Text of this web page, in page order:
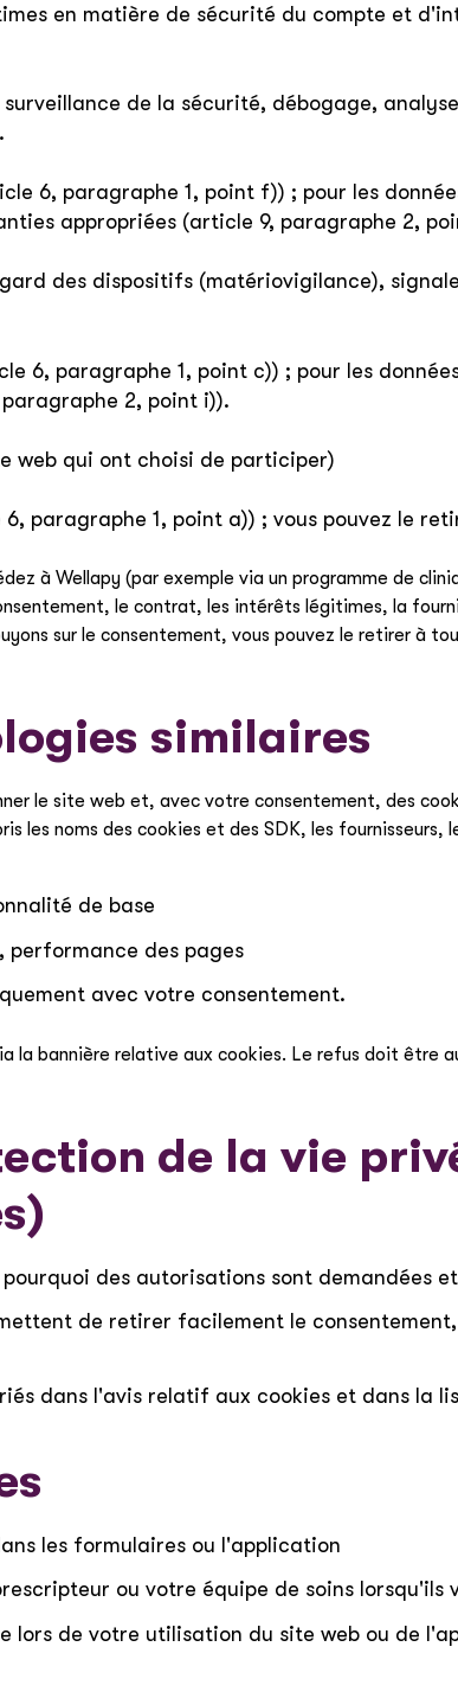
en matière de sécurité du compte et
de la sécurité, débogage,
6, paragraphe 1, point f)) ; pour les
appropriées (article 9, paragraphe 2,
des dispositifs (matériovigilance),
6, paragraphe 1, point c)) ; pour les
2, point i)).
web qui ont choisi de participer)
paragraphe 1, point a)) ; vous pouvez le
à Wellapy (par exemple via un programme de
le contrat, les intérêts légitimes, la
sur le consentement, vous pouvez le retirer à
similaires
le site web et, avec votre consentement, des
les noms des cookies et des SDK, les
de base
performance des pages
avec votre consentement.
la bannière relative aux cookies. Le refus doit être
de la vie
des autorisations sont demandées
de retirer facilement le
dans l'avis relatif aux cookies et dans la
les formulaires ou l'application
ou votre équipe de soins lorsqu'ils
lors de votre utilisation du site web ou de